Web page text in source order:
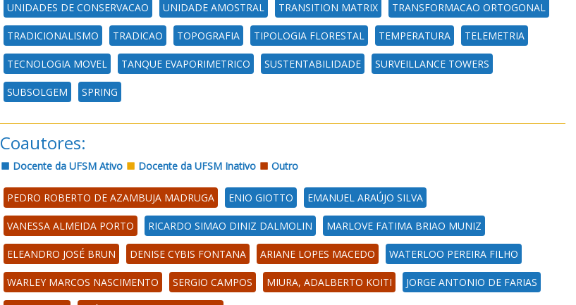
UNIDADES DE CONSERVACAO UNIDADE AMOSTRAL TRANSITION MATRIX TRANSFORMACAO ORTOGONAL
TRADICIONALISMO TRADICAO TOPOGRAFIA TIPOLOGIA FLORESTAL TEMPERATURA TELEMETRIA
TECNOLOGIA MOVEL TANQUE EVAPORIMETRICO SUSTENTABILIDADE SURVEILLANCE TOWERS
SUBSOLGEM SPRING
Coautores:
Docente da UFSM Ativo Docente da UFSM Inativo Outro
PEDRO ROBERTO DE AZAMBUJA MADRUGA ENIO GIOTTO EMANUEL ARAÚJO SILVA
VANESSA ALMEIDA PORTO RICARDO SIMAO DINIZ DALMOLIN MARLOVE FATIMA BRIAO MUNIZ
ELEANDRO JOSÉ BRUN DENISE CYBIS FONTANA ARIANE LOPES MACEDO WATERLOO PEREIRA FILHO
WARLEY MARCOS NASCIMENTO SERGIO CAMPOS MIURA, ADALBERTO KOITI JORGE ANTONIO DE FARIAS